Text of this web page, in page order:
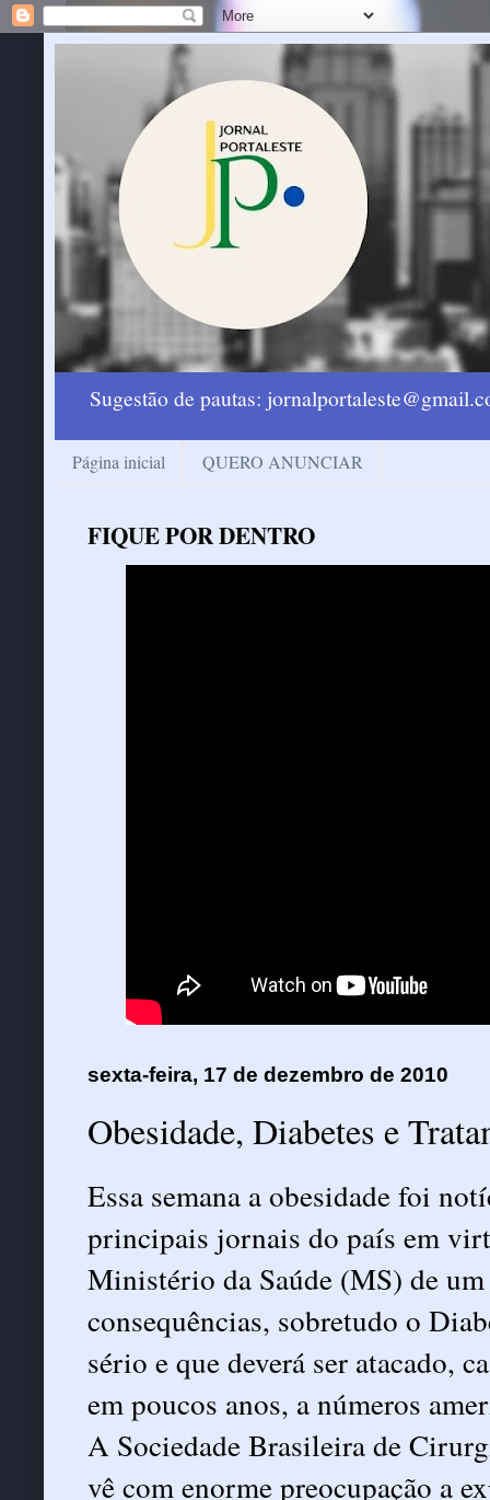
Sugestão de pautas:
Página inicial QUERO ANUNCIAR
FIQUE POR DENTRO
sexta-feira, 17 de dezembro de 2010
Obesidade, Diabetes e
Essa semana a obesidade foi
principais jornais do país em
Ministério da Saúde (MS) de
consequências, sobretudo o
sério e que deverá ser atacado,
em poucos anos, a números
A Sociedade Brasileira de
vê com enorme preocupação a